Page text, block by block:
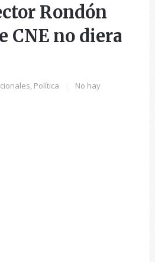
Rondón
CNE no diera
, Política
No hay